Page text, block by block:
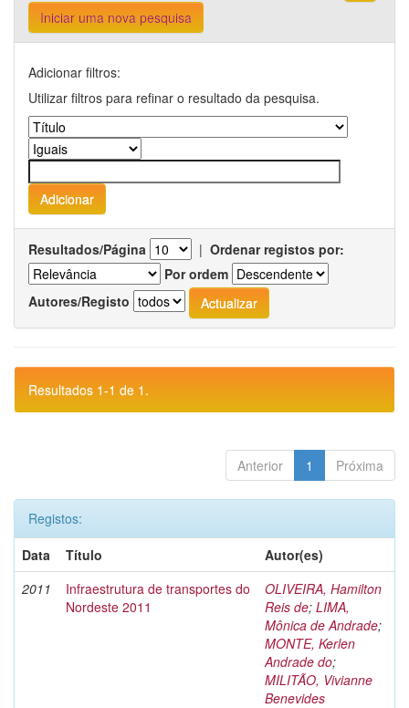
Iniciar uma nova pesquisa
Adicionar filtros:
Utilizar filtros para refinar o resultado da pesquisa.
Resultados/Página | Ordenar registos por:
Por ordem
Autores/Registo
Resultados 1-1 de 1.
Anterior 1 Próxima
Registos:
Data
Título
Autor(es)
2011
Infraestrutura de transportes do
Nordeste 2011
OLIVEIRA, Hamilton
Reis de; LIMA,
Mônica de Andrade;
MONTE, Kerlen
Andrade do;
MILITÃO, Vivianne
Benevides